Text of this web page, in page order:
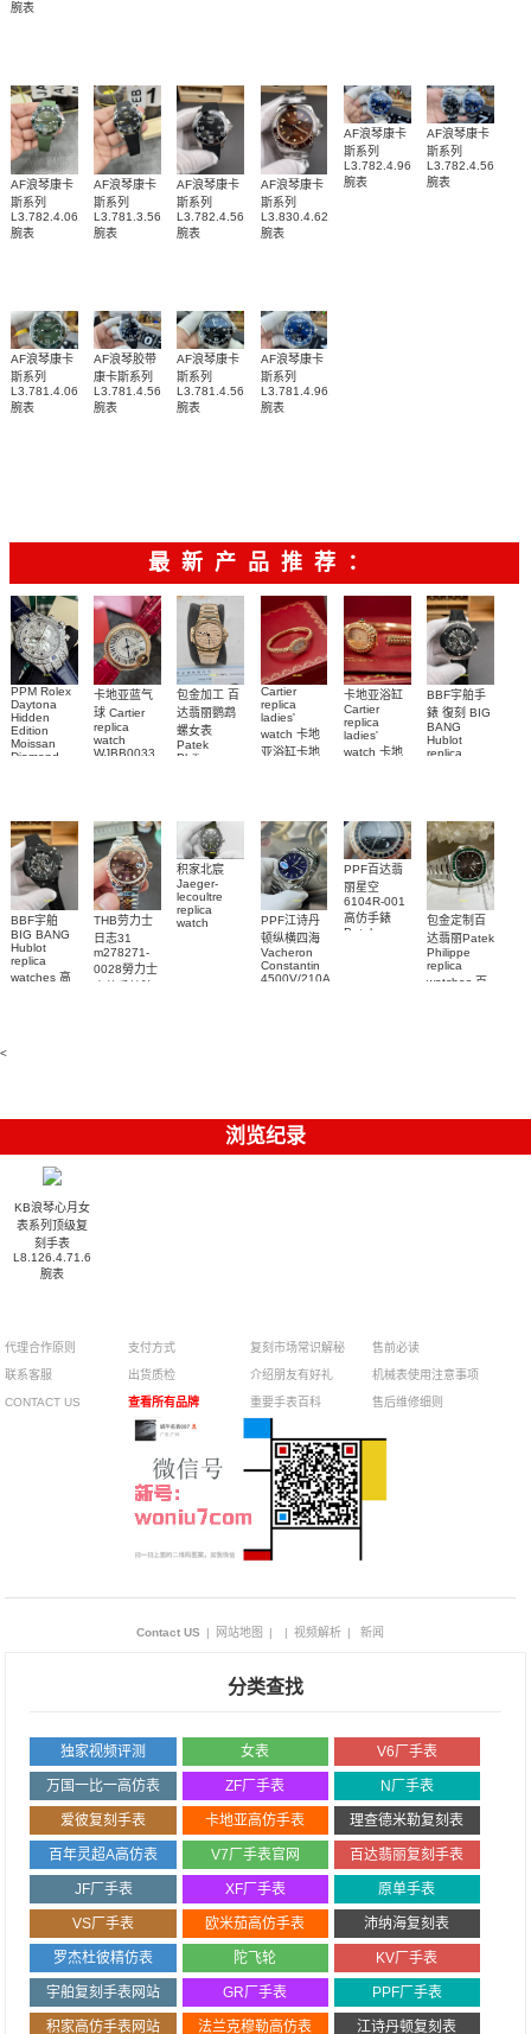
腕表
AF浪琴康卡
斯系列
L3.782.4.06.9
腕表
AF浪琴康卡
斯系列
L3.781.3.56.9
腕表
AF浪琴康卡
斯系列
L3.782.4.56.9
腕表
AF浪琴康卡
斯系列
L3.830.4.62.6
腕表
AF浪琴康卡
斯系列
L3.782.4.96.6
腕表
AF浪琴康卡
斯系列
L3.782.4.56.6
腕表
AF浪琴康卡
斯系列
L3.781.4.06.6
腕表
AF浪琴胶带
康卡斯系列
L3.781.4.56.9
腕表
AF浪琴康卡
斯系列
L3.781.4.56.6
腕表
AF浪琴康卡
斯系列
L3.781.4.96.6
腕表
最新产品推荐：
PPM Rolex
Daytona
Hidden
Edition
Moissan
Diamond
卡地亚蓝气
球 Cartier
replica
watch
WJBB0033
包金加工 百
达翡丽鹦鹉
螺女表
Patek
Philippe
Cartier
replica
ladies'
watch 卡地
亚浴缸卡地
卡地亚浴缸
Cartier
replica
ladies'
watch 卡地
BBF宇舶手
錶 復刻 BIG
BANG
Hublot
replica
BBF宇舶
BIG BANG
Hublot
replica
watches 高
THB劳力士
日志31
m278271-
0028勞力士
积家北宸
Jaeger-
lecoultre
replica
watch
PPF江诗丹
顿纵横四海
Vacheron
Constantin
4500V/210A-
PPF百达翡
丽星空
6104R-001
高仿手錶
Patek
包金定制百
达翡丽Patek
Philippe
replica
watches 百
<
浏览纪录
KB浪琴心月女
表系列顶级复
刻手表
L8.126.4.71.6
腕表
代理合作原则
联系客服
CONTACT US
支付方式
出货质检
查看所有品牌
复刻市场常识解秘
介绍朋友有好礼
重要手表百科
售前必读
机械表使用注意事项
售后维修细则
Contact US | 网站地图 | | 视频解析 | 新闻
分类查找
独家视频评测 女表 V6厂手表
万国一比一高仿表 ZF厂手表 N厂手表
爱彼复刻手表 卡地亚高仿手表 理查德米勒复刻表
百年灵超A高仿表 V7厂手表官网 百达翡丽复刻手表
JF厂手表 XF厂手表 原单手表
VS厂手表 欧米茄高仿手表 沛纳海复刻表
罗杰杜彼精仿表 陀飞轮 KV厂手表
宇舶复刻手表网站 GR厂手表 PPF厂手表
积家高仿手表网站 法兰克穆勒高仿表 江诗丹顿复刻表